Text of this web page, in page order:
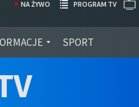
SPORT
NA ŻYWO PROGRAM TV